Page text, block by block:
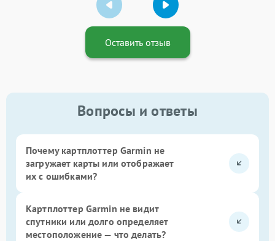
Оставить отзыв
Вопросы и ответы
Почему картплоттер Garmin не
загружает карты или отображает
их с ошибками?
Картплоттер Garmin не видит
спутники или долго определяет
местоположение — что делать?